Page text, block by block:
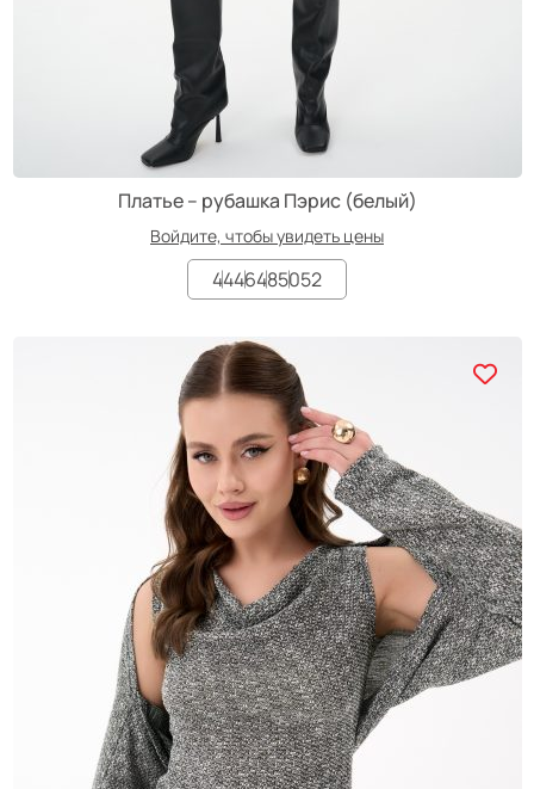
Платье – рубашка Пэрис (белый)
Войдите, чтобы увидеть цены
4446485052